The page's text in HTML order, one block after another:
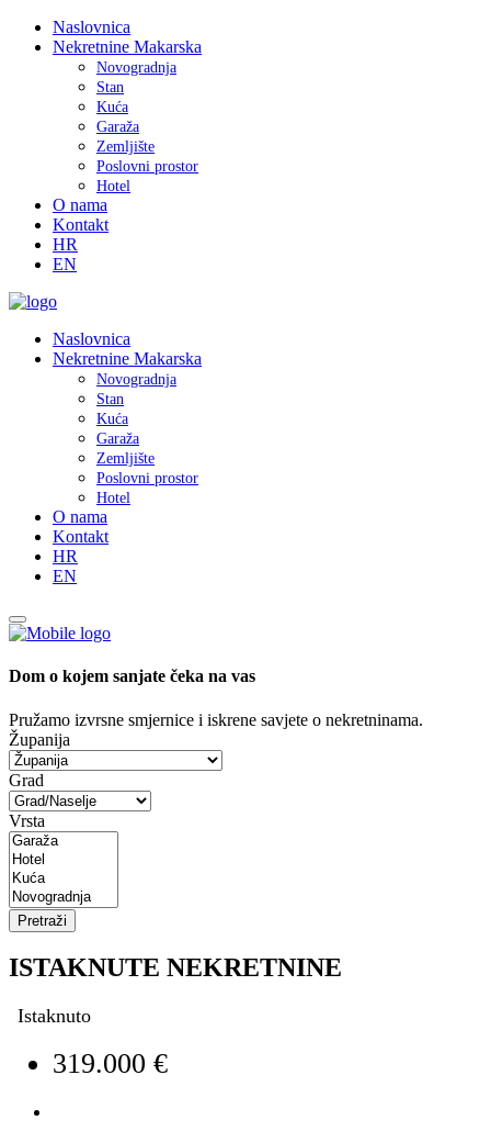
Naslovnica
Nekretnine Makarska
Novogradnja
Stan
Kuća
Garaža
Zemljište
Poslovni prostor
Hotel
O nama
Kontakt
HR
EN
Naslovnica
Nekretnine Makarska
Novogradnja
Stan
Kuća
Garaža
Zemljište
Poslovni prostor
Hotel
O nama
Kontakt
HR
EN
Dom o kojem sanjate čeka na vas
Pružamo izvrsne smjernice i iskrene savjete o nekretninama.
Županija
Grad
Vrsta
Pretraži
ISTAKNUTE NEKRETNINE
Istaknuto
319.000 €